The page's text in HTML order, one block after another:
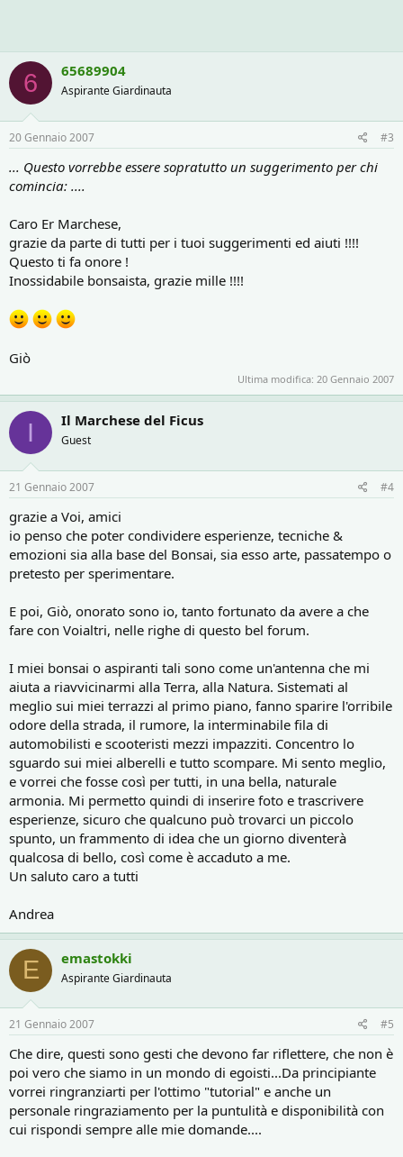
6 65689904
Aspirante Giardinauta
20 Gennaio 2007 #3
... Questo vorrebbe essere sopratutto un suggerimento per chi
comincia: ....
Caro Er Marchese,
grazie da parte di tutti per i tuoi suggerimenti ed aiuti !!!!
Questo ti fa onore !
Inossidabile bonsaista, grazie mille !!!!
Giò
Ultima modifica: 20 Gennaio 2007
I Il Marchese del Ficus
Guest
21 Gennaio 2007 #4
grazie a Voi, amici
io penso che poter condividere esperienze, tecniche &
emozioni sia alla base del Bonsai, sia esso arte, passatempo o
pretesto per sperimentare.
E poi, Giò, onorato sono io, tanto fortunato da avere a che
fare con Voialtri, nelle righe di questo bel forum.
I miei bonsai o aspiranti tali sono come un'antenna che mi
aiuta a riavvicinarmi alla Terra, alla Natura. Sistemati al
meglio sui miei terrazzi al primo piano, fanno sparire l'orribile
odore della strada, il rumore, la interminabile fila di
automobilisti e scooteristi mezzi impazziti. Concentro lo
sguardo sui miei alberelli e tutto scompare. Mi sento meglio,
e vorrei che fosse così per tutti, in una bella, naturale
armonia. Mi permetto quindi di inserire foto e trascrivere
esperienze, sicuro che qualcuno può trovarci un piccolo
spunto, un frammento di idea che un giorno diventerà
qualcosa di bello, così come è accaduto a me.
Un saluto caro a tutti
Andrea
E emastokki
Aspirante Giardinauta
21 Gennaio 2007 #5
Che dire, questi sono gesti che devono far riflettere, che non è
poi vero che siamo in un mondo di egoisti...Da principiante
vorrei ringranziarti per l'ottimo "tutorial" e anche un
personale ringraziamento per la puntulità e disponibilità con
cui rispondi sempre alle mie domande....